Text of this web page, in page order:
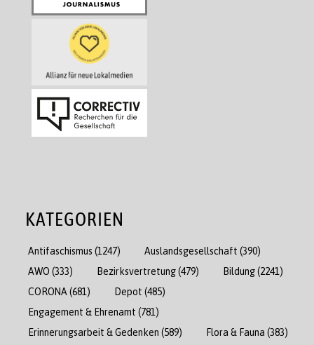
KATEGORIEN
Antifaschismus (1247) Auslandsgesellschaft (390)
AWO (333) Bezirksvertretung(479) Bildung(2241)
CORONA (681) Depot (485)
Engagement & Ehrenamt (781)
Erinnerungsarbeit & Gedenken (589) Flora & Fauna (383)